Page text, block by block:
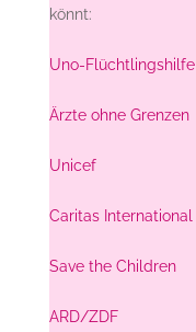
könnt:
Uno-Flüchtlingshilfe
Ärzte ohne Grenzen
Unicef
Caritas International
Save the Children
ARD/ZDF